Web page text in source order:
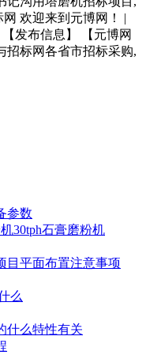
欢迎来到元博网！ |
发布信息】 【元博网
招标网各省市招标采购,
参数
30tph石膏磨粉机
目平面布置注意事项
么
什么特性有关